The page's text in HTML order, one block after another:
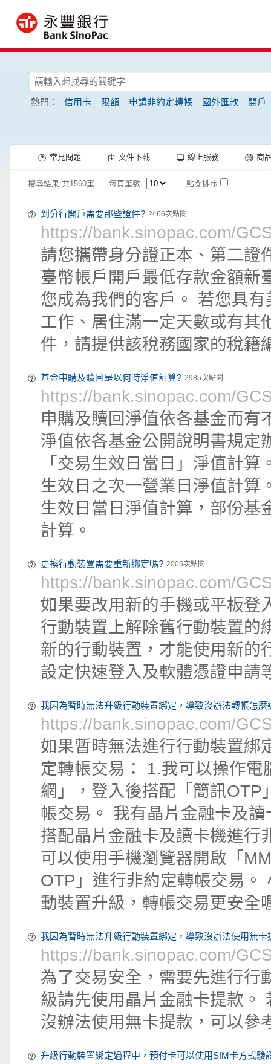
熱門： 信用卡 限額 申請非約定轉帳 國外匯款 開戶
常見問題 文件下載 線上服務 商
搜尋結果:共1560筆 每頁筆數 點閱排序
到分行開戶需要那些證件? 2466次點閱
https://bank.sinopac.com/
請您攜帶身分證正本、第二證
臺幣帳戶開戶最低存款金額新
您成為我們的客戶。 若您具
工作、居住滿一定天數或有其
件，請提供該稅務國家的稅籍
基金申購及贖回是以何時淨值計算? 2985次點閱
https://bank.sinopac.com/
申購及贖回淨值依各基金而有
淨值依各基金公開說明書規定
「交易生效日當日」淨值計
生效日之次一營業日淨值計算
生效日當日淨值計算，部份基
計算。
更換行動裝置需要重新綁定嗎? 2005次點閱
https://bank.sinopac.com/
如果要改用新的手機或平板登
行動裝置上解除舊行動裝置的
新的行動裝置，才能使用新的
設定快速登入及軟體憑證申請
我因為暫時無法升級行動裝置綁定，導致沒辦法轉帳怎麼
https://bank.sinopac.com/
如果暫時無法進行行動裝置綁
定轉帳交易： 1.我可以操作
網」，登入後搭配「簡訊OTP
帳交易。 我有晶片金融卡及
搭配晶片金融卡及讀卡機進行
可以使用手機瀏覽器開啟「
OTP」進行非約定轉帳交易。
動裝置升級，轉帳交易更安全
我因為暫時無法升級行動裝置綁定，導致沒辦法使用無卡
https://bank.sinopac.com/
為了交易安全，需要先進行行
級請先使用晶片金融卡提款。
沒辦法使用無卡提款，可以參
升級行動裝置綁定過程中，預付卡可以使用SIM卡方式驗